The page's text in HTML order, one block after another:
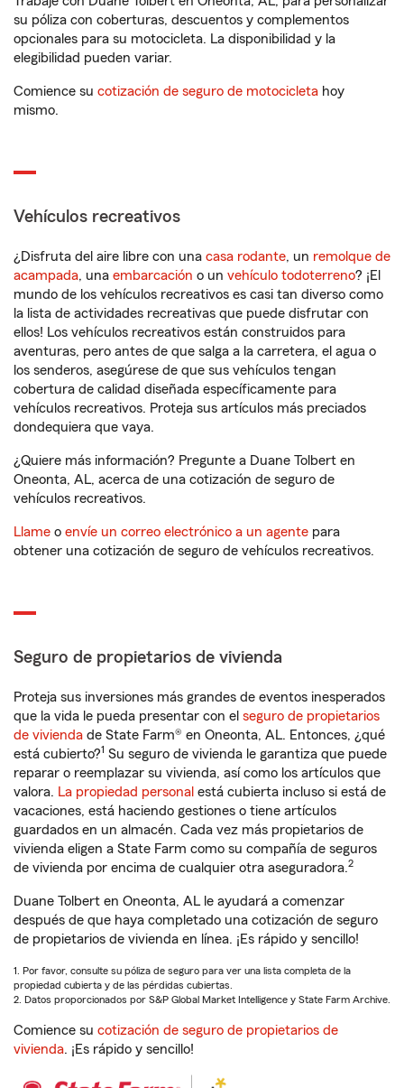
su póliza con coberturas, descuentos y complementos
opcionales para su motocicleta. La disponibilidad y la
elegibilidad pueden variar.
Comience su cotización de seguro de motocicleta hoy
mismo.
Vehículos recreativos
¿Disfruta del aire libre con una casa rodante, un remolque de
acampada, una embarcación o un vehículo todoterreno? ¡El
mundo de los vehículos recreativos es casi tan diverso como
la lista de actividades recreativas que puede disfrutar con
ellos! Los vehículos recreativos están construidos para
aventuras, pero antes de que salga a la carretera, el agua o
los senderos, asegúrese de que sus vehículos tengan
cobertura de calidad diseñada específicamente para
vehículos recreativos. Proteja sus artículos más preciados
dondequiera que vaya.
¿Quiere más información? Pregunte a Duane Tolbert en
Oneonta, AL, acerca de una cotización de seguro de
vehículos recreativos.
Llame o envíe un correo electrónico a un agente para
obtener una cotización de seguro de vehículos recreativos.
Seguro de propietarios de vivienda
Proteja sus inversiones más grandes de eventos inesperados
que la vida le pueda presentar con el seguro de propietarios
de vivienda de State Farm® en Oneonta, AL. Entonces, ¿qué
está cubierto?1 Su seguro de vivienda le garantiza que puede
reparar o reemplazar su vivienda, así como los artículos que
valora. La propiedad personal está cubierta incluso si está de
vacaciones, está haciendo gestiones o tiene artículos
guardados en un almacén. Cada vez más propietarios de
vivienda eligen a State Farm como su compañía de seguros
de vivienda por encima de cualquier otra aseguradora.2
Duane Tolbert en Oneonta, AL le ayudará a comenzar
después de que haya completado una cotización de seguro
de propietarios de vivienda en línea. ¡Es rápido y sencillo!
1. Por favor, consulte su póliza de seguro para ver una lista completa de la
propiedad cubierta y de las pérdidas cubiertas.
2. Datos proporcionados por S&P Global Market Intelligence y State Farm Archive.
Comience su cotización de seguro de propietarios de
vivienda. ¡Es rápido y sencillo!